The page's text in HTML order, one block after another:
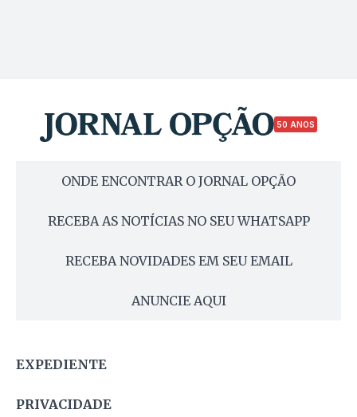
50 ANOS
ONDE ENCONTRAR O JORNAL OPÇÃO
RECEBA AS NOTÍCIAS NO SEU WHATSAPP
RECEBA NOVIDADES EM SEU EMAIL
ANUNCIE AQUI
EXPEDIENTE
PRIVACIDADE